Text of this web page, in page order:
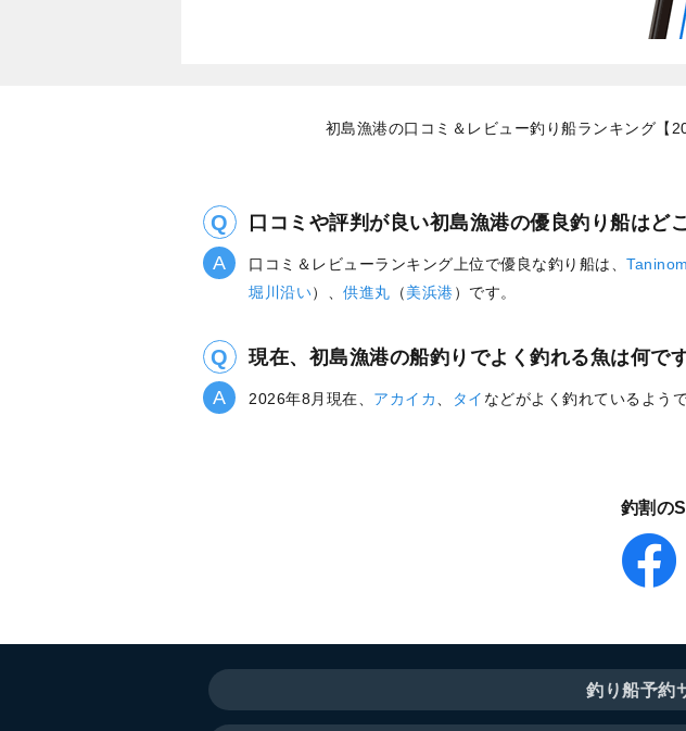
初島漁港の口コミ＆レビュー釣り船ランキング【
口コミや評判が良い初島漁港の優良釣り船はど
口コミ＆レビューランキング上位で優良な釣り船は、
堀川沿い）、 供進丸 （美浜港）です。
現在、初島漁港の船釣りでよく釣れる魚は何で
2026年8月現在、 アカイカ、 タイ などがよく釣れているようで
釣割の
釣り船予約